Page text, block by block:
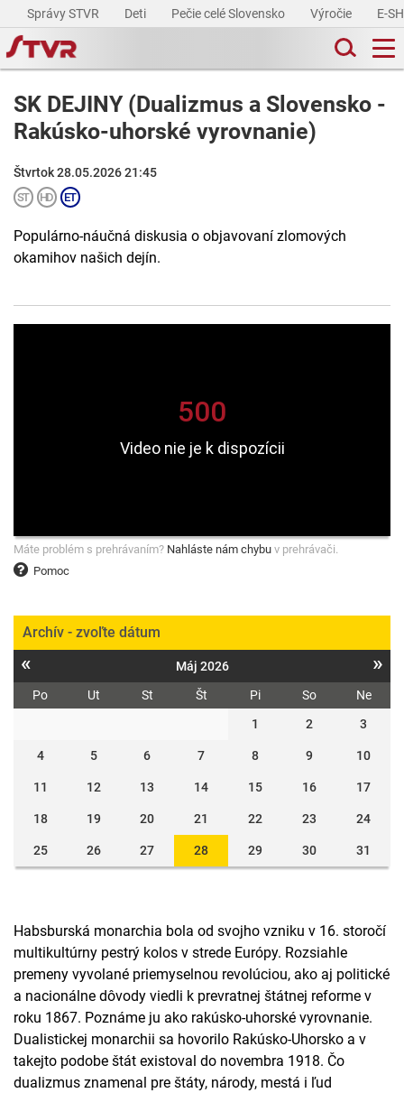
Správy STVR Deti Pečie celé Slovensko Výročie E-
SK DEJINY (Dualizmus a Slovensko -
Rakúsko-uhorské vyrovnanie)
Štvrtok 28.05.2026 21:45
Populárno-náučná diskusia o objavovaní zlomových
okamihov našich dejín.
Pomoc
Máte problém s prehrávaním? Nahláste nám chybu v prehrávači.
Archív - zvoľte dátum
« Máj 2026 »
Po Ut St Št Pi So
Ne
1
2 3
4 5 6 7 8 9 10
11 12 13 14 15 16 17
18 19 20 21 22 23 24
25 26 27 28 29 30 31
Habsburská monarchia bola od svojho vzniku v 16. storočí
multikultúrny pestrý kolos v strede Európy. Rozsiahle
premeny vyvolané priemyselnou revolúciou, ako aj politické
a nacionálne dôvody viedli k prevratnej štátnej reforme v
roku 1867. Poznáme ju ako rakúsko-uhorské vyrovnanie.
Dualistickej monarchii sa hovorilo Rakúsko-Uhorsko a v
takejto podobe štát existoval do novembra 1918. Čo
dualizmus znamenal pre štáty, národy, mestá i ľud